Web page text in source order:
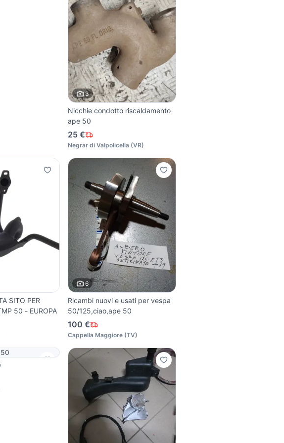
3
Nicchie condotto riscaldamento
ape 50
25 €
Negrar di Valpolicella (VR)
SITO PER
50 - EUROPA
6
Ricambi nuovi e usati per vespa
50/125,ciao,ape 50
100 €
Cappella Maggiore (TV)